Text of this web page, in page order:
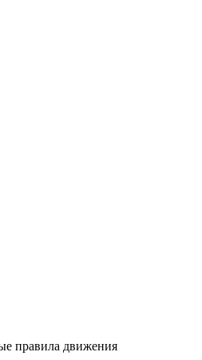
правила движения